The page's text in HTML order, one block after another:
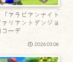
「アラビアンナイト
リアントダンジョ
コーデ
2026.03.06